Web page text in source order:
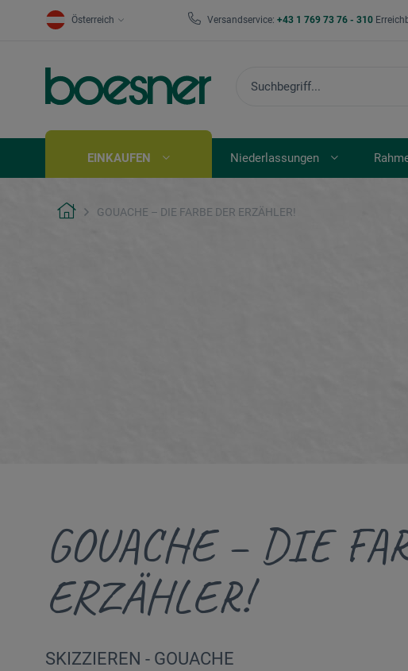
Österreich Versandservice: +43 1 769 73 76 - 310
EINKAUFEN Niederlassungen
GOUACHE – DIE FARBE DER ERZÄHLER!
GOUACHE – DIE
ERZÄHLER!
SKIZZIEREN - GOUACHE